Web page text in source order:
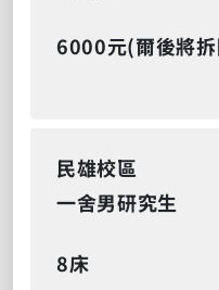
6000元(爾後將
民雄校區
一舍男研究生
8床